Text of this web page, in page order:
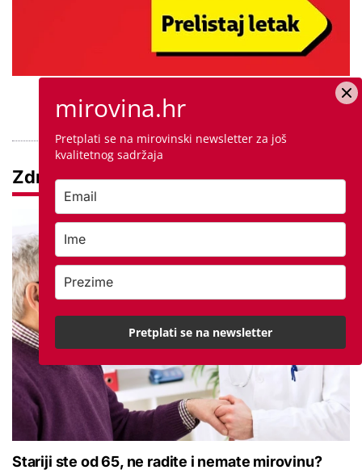
PROVJERITE PONUDU
Zdravlje
Stariji ste od 65, ne radite i nemate mirovinu?
mirovina.hr
Pretplati se na mirovinski newsletter za još
kvalitetnog sadržaja
Pretplati se na newsletter